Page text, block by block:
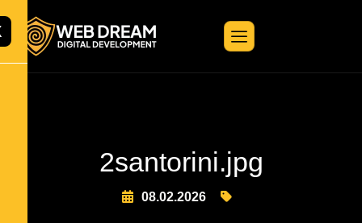
2santorini.jpg
08.02.2026